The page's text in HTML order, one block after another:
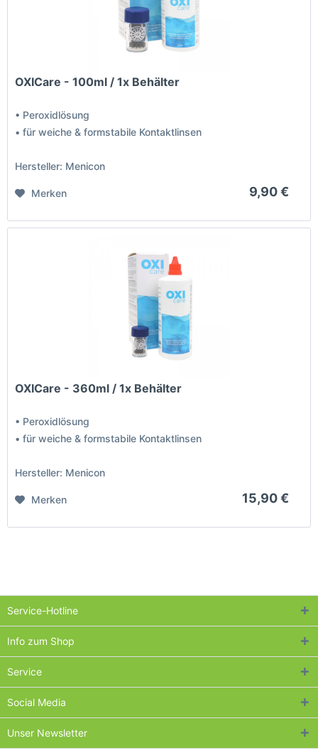
OXICare - 100ml / 1x Behälter
• Peroxidlösung
• für weiche & formstabile Kontaktlinsen
Hersteller: Menicon
9,90 €
Merken
OXICare - 360ml / 1x Behälter
• Peroxidlösung
• für weiche & formstabile Kontaktlinsen
Hersteller: Menicon
15,90 €
Merken
Service-Hotline
Info zum Shop
Service
Social Media
Unser Newsletter